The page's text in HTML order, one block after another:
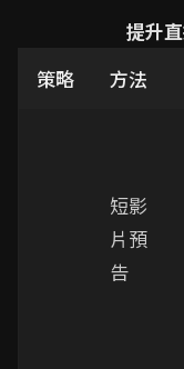
提升
策略
方法
短影
片預
告